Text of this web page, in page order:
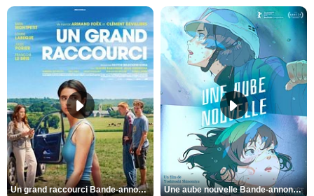
Un grand raccourci Bande-annonce VF Une aube nouvelle Bande-annonce VO STFR